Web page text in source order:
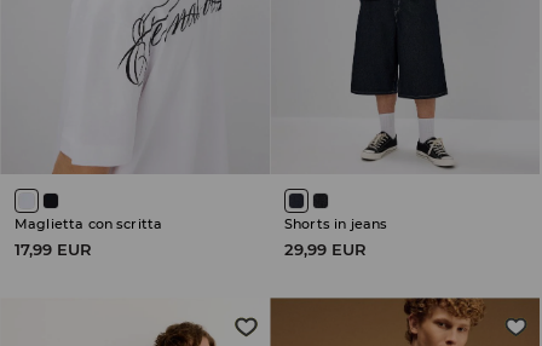
Maglietta con scritta
17,99 EUR
Shorts in jeans
29,99 EUR